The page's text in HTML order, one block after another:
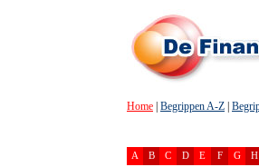
Home Begrippen A-Z
A B C D E F G H